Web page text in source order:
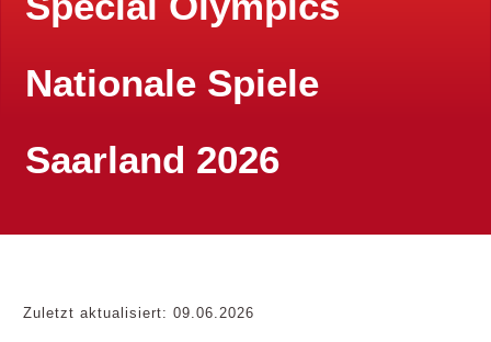
Nationale Spiele
Saarland 2026
Zuletzt aktualisiert: 09.06.2026